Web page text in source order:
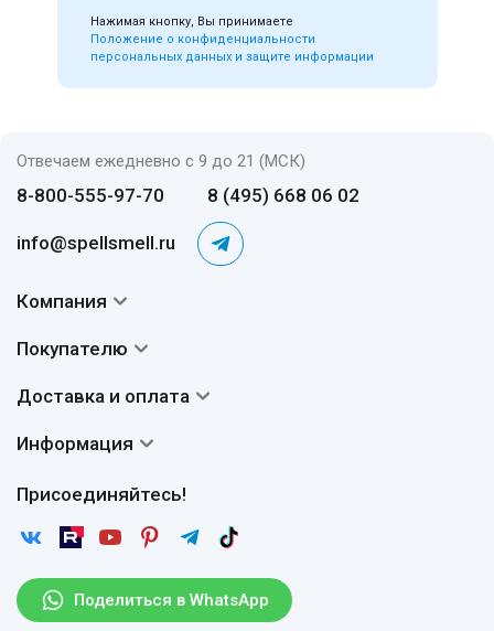
Нажимая кнопку, Вы принимаете
Положение о конфиденциальности
персональных данных и защите информации
Отвечаем ежедневно с 9 до 21 (МСК)
8-800-555-97-70 8 (495) 668 06 02
info@spellsmell.ru
Поделиться в WhatsApp
Присоединяйтесь!
Компания
Авторы
Сертификаты
Покупателю
Вопросы и ответы
Отзывы
Статьи
Рассылка
Доставка и оплата
Доставка
Возврат
Информация
Пользовательское соглашение
Защита персональных данных
Правила продажи товаров (Постановление Правительства